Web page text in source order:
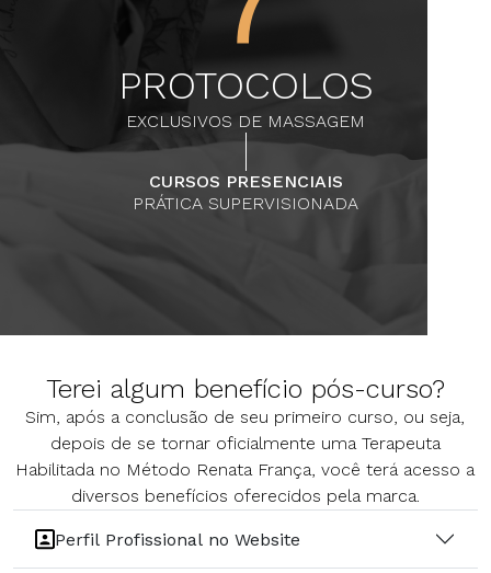
PROTOCOLOS
EXCLUSIVOS DE MASSAGEM
CURSOS PRESENCIAIS
PRÁTICA SUPERVISIONADA
Terei algum benefício pós-curso?
Sim, após a conclusão de seu primeiro curso, ou seja,
depois de se tornar oficialmente uma Terapeuta
Habilitada no Método Renata França, você terá acesso a
diversos benefícios oferecidos pela marca.
Perfil Profissional no Website